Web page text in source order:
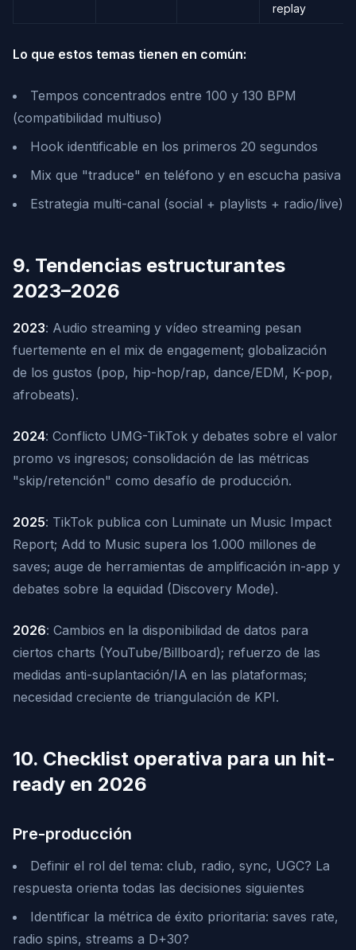
replay
Lo que estos temas tienen en común:
Tempos concentrados entre 100 y 130 BPM
(compatibilidad multiuso)
Hook identificable en los primeros 20 segundos
Mix que "traduce" en teléfono y en escucha pasiva
Estrategia multi-canal (social + playlists + radio/live)
9. Tendencias estructurantes
2023–2026
2023: Audio streaming y vídeo streaming pesan
fuertemente en el mix de engagement; globalización
de los gustos (pop, hip-hop/rap, dance/EDM, K-pop,
afrobeats).
2024: Conflicto UMG-TikTok y debates sobre el valor
promo vs ingresos; consolidación de las métricas
"skip/retención" como desafío de producción.
2025: TikTok publica con Luminate un Music Impact
Report; Add to Music supera los 1.000 millones de
saves; auge de herramientas de amplificación in-app y
debates sobre la equidad (Discovery Mode).
2026: Cambios en la disponibilidad de datos para
ciertos charts (YouTube/Billboard); refuerzo de las
medidas anti-suplantación/IA en las plataformas;
necesidad creciente de triangulación de KPI.
10. Checklist operativa para un hit-
ready en 2026
Pre-producción
Definir el rol del tema: club, radio, sync, UGC? La
respuesta orienta todas las decisiones siguientes
Identificar la métrica de éxito prioritaria: saves rate,
radio spins, streams a D+30?